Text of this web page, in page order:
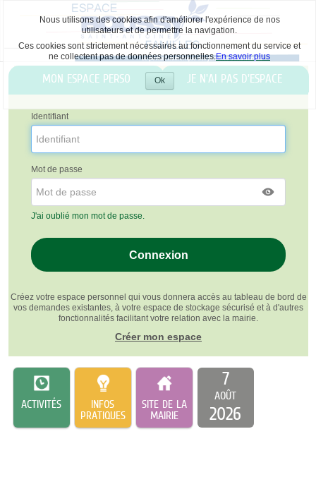
Nous utilisons des cookies afin d'améliorer l'expérience de nos
utilisateurs et de permettre la navigation.
Ces cookies sont strictement nécessaires au fonctionnement du service et
ne collectent pas de données personnelles.En savoir plus
Ok
Accepter
cookies
Liste
MON ESPACE PERSO JE N'AI PAS D'ESPACE
Identifiant
Mot de passe
J'ai oublié mon mot de passe.
Créez votre espace personnel qui vous donnera accès au tableau de bord de
vos demandes existantes, à votre espace de stockage sécurisé et à d'autres
fonctionnalités facilitant votre relation avec la mairie.
Créer mon espace
ACTIVITÉS
INFOS
PRATIQUES
SITE DE LA
MAIRIE
7
AOÛT
2026